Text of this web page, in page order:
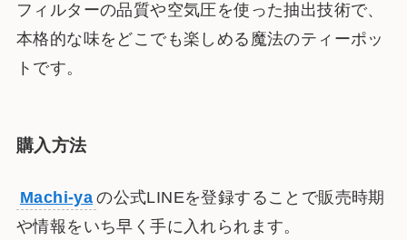
フィルターの品質や空気圧を使った抽出技術で、
本格的な味をどこでも楽しめる魔法のティーポッ
トです。
購入方法
Machi-ya の公式LINEを登録することで販売時期
や情報をいち早く手に入れられます。